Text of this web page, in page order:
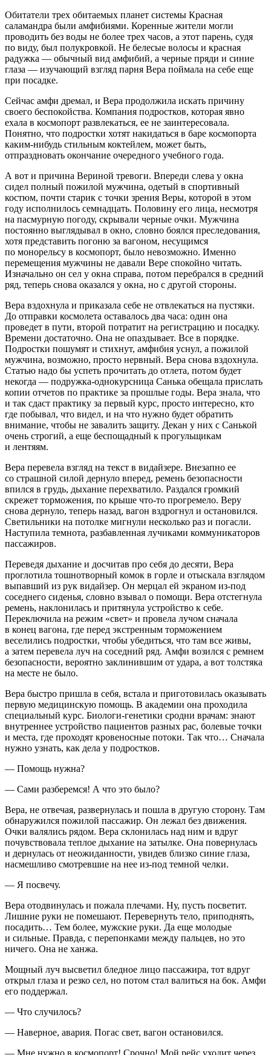
Обитатели трех обитаемых планет системы Красная
саламандра были амфибиями. Коренные жители могли
проводить без воды не более трех часов, а этот парень, судя
по виду, был полукровкой. Не белесые волосы и красная
радужка — обычный вид амфибий, а черные пряди и синие
глаза — изучающий взгляд парня Вера поймала на себе еще
при посадке.
Сейчас амфи дремал, и Вера продолжила искать причину
своего беспокойства. Компания подростков, которая явно
ехала в космопорт развлекаться, ее не заинтересовала.
Понятно, что подростки хотят накидаться в баре космопорта
каким-нибудь стильным коктейлем, может быть,
отпраздновать окончание очередного учебного года.
А вот и причина Вериной тревоги. Впереди слева у окна
сидел полный пожилой мужчина, одетый в спортивный
костюм, почти старик с точки зрения Веры, которой в этом
году исполнилось семнадцать. Половину его лица, несмотря
на пасмурную погоду, скрывали черные очки. Мужчина
постоянно выглядывал в окно, словно боялся преследования,
хотя представить погоню за вагоном, несущимся
по монорельсу в космопорт, было невозможно. Именно
перемещения мужчины не давали Вере спокойно читать.
Изначально он сел у окна справа, потом перебрался в средний
ряд, теперь снова оказался у окна, но с другой стороны.
Вера вздохнула и приказала себе не отвлекаться на пустяки.
До отправки космолета оставалось два часа: один она
проведет в пути, второй потратит на регистрацию и посадку.
Времени достаточно. Она не опаздывает. Все в порядке.
Подростки пошумят и стихнут, амфибия уснул, а пожилой
мужчина, возможно, просто нервный. Вера снова вздохнула.
Статью надо бы успеть прочитать до отлета, потом будет
некогда — подружка-однокурсница Санька обещала прислать
копии отчетов по практике за прошлые годы. Вера знала, что
и так сдаст практику за первый курс, просто интересно, кто
где побывал, что видел, и на что нужно будет обратить
внимание, чтобы не завалить защиту. Декан у них с Санькой
очень строгий, а еще беспощадный к прогульщикам
и лентяям.
Вера перевела взгляд на текст в видайзере. Внезапно ее
со страшной силой дернуло вперед, ремень безопасности
впился в грудь, дыхание перехватило. Раздался громкий
скрежет торможения, по крыше что-то прогремело. Веру
снова дернуло, теперь назад, вагон вздрогнул и остановился.
Светильники на потолке мигнули несколько раз и погасли.
Наступила темнота, разбавленная лучиками коммуникаторов
пассажиров.
Переведя дыхание и досчитав про себя до десяти, Вера
проглотила тошнотворный комок в горле и отыскала взглядом
выпавший из рук видайзер. Он мерцал ей экраном из-под
соседнего сиденья, словно взывал о помощи. Вера отстегнула
ремень, наклонилась и притянула устройство к себе.
Переключила на режим «свет» и провела лучом сначала
в конец вагона, где перед экстренным торможением
веселились подростки, чтобы убедиться, что там все живы,
а затем перевела луч на соседний ряд. Амфи возился с ремнем
безопасности, вероятно заклинившим от удара, а вот толстяка
на месте не было.
Вера быстро пришла в себя, встала и приготовилась оказывать
первую медицинскую помощь. В академии она проходила
специальный курс. Биологи-генетики сродни врачам: знают
внутреннее устройство пациентов разных рас, болевые точки
и места, где проходят кровеносные потоки. Так что… Сначала
нужно узнать, как дела у подростков.
— Помощь нужна?
— Сами разберемся! А что это было?
Вера, не отвечая, развернулась и пошла в другую сторону. Там
обнаружился пожилой пассажир. Он лежал без движения.
Очки валялись рядом. Вера склонилась над ним и вдруг
почувствовала теплое дыхание на затылке. Она повернулась
и дернулась от неожиданности, увидев близко синие глаза,
насмешливо смотревшие на нее из-под темной челки.
— Я посвечу.
Вера отодвинулась и пожала плечами. Ну, пусть посветит.
Лишние руки не помешают. Перевернуть тело, приподнять,
посадить… Тем более, мужские руки. Да еще молодые
и сильные. Правда, с перепонками между пальцев, но это
ничего. Она не ханжа.
Мощный луч высветил бледное лицо пассажира, тот вдруг
открыл глаза и резко сел, но потом стал валиться на бок. Амфи
его поддержал.
— Что случилось?
— Наверное, авария. Погас свет, вагон остановился.
— Мне нужно в космопорт! Срочно! Мой рейс уходит через